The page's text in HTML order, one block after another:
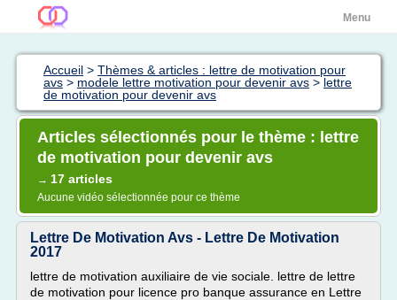
Menu
Accueil > Thèmes & articles : lettre de motivation pour
avs > modele lettre motivation pour devenir avs > lettre
de motivation pour devenir avs
Articles sélectionnés pour le thème : lettre
de motivation pour devenir avs
→ 17 articles
Aucune vidéo sélectionnée pour ce thème
Lettre De Motivation Avs - Lettre De Motivation
2017
lettre de motivation auxiliaire de vie sociale. lettre de lettre
de motivation pour licence pro banque assurance en Lettre